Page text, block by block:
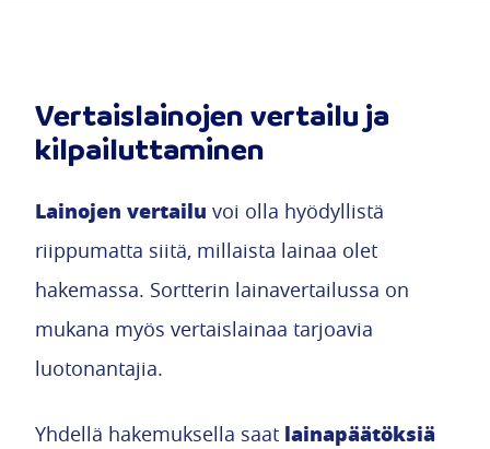
Vertaislainojen vertailu ja
kilpailuttaminen
Lainojen vertailu voi olla hyödyllistä
riippumatta siitä, millaista lainaa olet
hakemassa. Sortterin lainavertailussa on
mukana myös vertaislainaa tarjoavia
luotonantajia.
Yhdellä hakemuksella saat lainapäätöksiä